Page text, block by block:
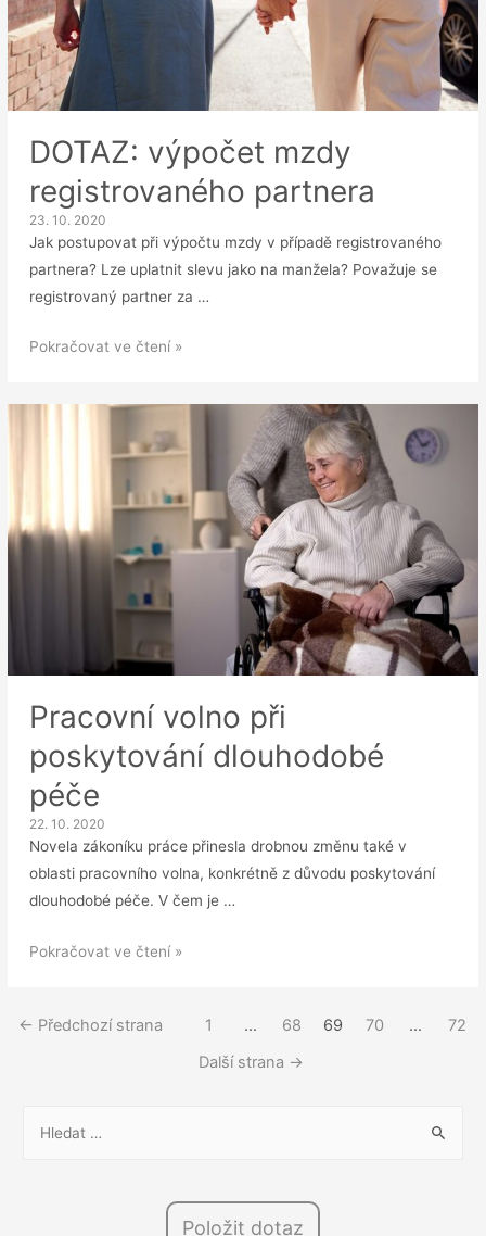
DOTAZ: výpočet mzdy
registrovaného partnera
23. 10. 2020
Jak postupovat při výpočtu mzdy v případě registrovaného
partnera? Lze uplatnit slevu jako na manžela? Považuje se
registrovaný partner za …
DOTAZ:
mzdy
Pokračovat ve čtení »
Pracovní volno při
poskytování dlouhodobé
péče
22. 10. 2020
Novela zákoníku práce přinesla drobnou změnu také v
oblasti pracovního volna, konkrétně z důvodu poskytování
dlouhodobé péče. V čem je …
Pracovní
poskytování
Pokračovat ve čtení »
Stránkování
← Předchozí strana 1 … 68 69 70 …
72
Další strana →
Položit dotaz